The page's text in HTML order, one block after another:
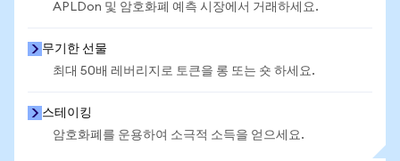
APLDon 및 암호화폐 예측 시장에서 거래하세요.
무기한 선물
최대 50배 레버리지로 토큰을 롱 또는 숏 하세요.
스테이킹
암호화폐를 운용하여 소극적 소득을 얻으세요.